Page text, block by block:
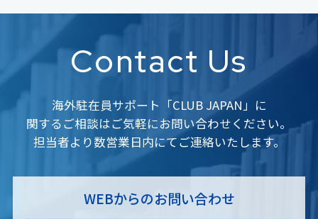
Contact Us
海外駐在員サポート「CLUB JAPAN」に
関するご相談はご気軽にお問い合わせください。
担当者より数営業日内にてご連絡いたします。
WEBからのお問い合わせ